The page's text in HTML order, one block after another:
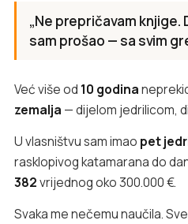
„Ne prepričavam knjige.
sam prošao — sa svim
Već više od 10 godina
zemalja — dijelom jedrilicom,
U vlasništvu sam imao pet
rasklopivog katamarana do
382vrijednog oko 300.000 €.
Svaka me nečemu naučila.